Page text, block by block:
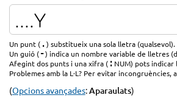
Un punt (.) substitueix una sola lletra (qualsevol).
Un guió (-) indica un nombre variable de lletres
Afegint dos punts i una xifra (: NUM) pots indicar
Problemes amb la L·L? Per evitar incongruències,
(Opcions avançades:Aparaulats)